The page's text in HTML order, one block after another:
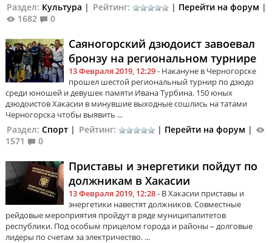
Раздел: Культура | Рейтинг: | Перейти на форум |
1682
0
Саяногорский дзюдоист завоевал
бронзу на региональном турнире
13 Февраля 2019, 12:29- Накануне в Черногорске
прошел шестой региональный турнир по дзюдо
среди юношей и девушек памяти Ивана Турбина. 150 юных
дзюдоистов Хакасии в минувшие выходные сошлись на татами
Черногорска чтобы выявить ...
Раздел: Спорт | Рейтинг: | Перейти на форум |
1571
0
Приставы и энергетики пойдут по
должникам в Хакасии
13 Февраля 2019, 12:28- В Хакасии приставы и
энергетики навестят должников. Совместные
рейдовые мероприятия пройдут в ряде муниципалитетов
республики. Под особым прицелом города и районы – долговые
лидеры по счетам за электричество. ...